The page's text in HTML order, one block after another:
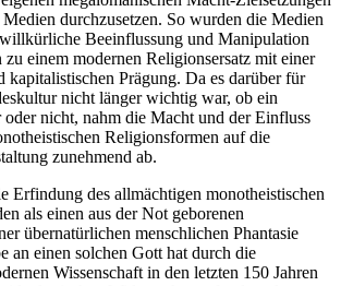
durchzusetzen. So wurden die Medien
Beeinflussung und Manipulation
einem modernen Religionsersatz mit einer
kapitalistischen Prägung. Da es darüber für
nicht länger wichtig war, ob ein
nicht, nahm die Macht und der Einfluss
Religionsformen auf die
zunehmend ab.
Erfindung des allmächtigen monotheistischen
als einen aus der Not geborenen
übernatürlichen menschlichen Phantasie
an einen solchen Gott hat durch die
Wissenschaft in den letzten 150 Jahren